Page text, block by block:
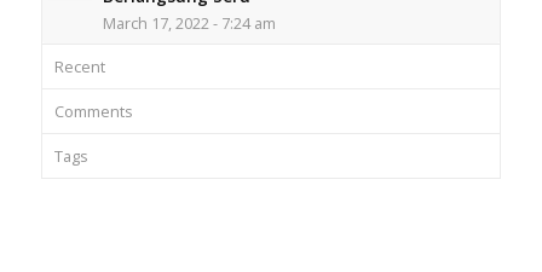
March 17, 2022 - 7:24 am
Recent
Comments
Tags